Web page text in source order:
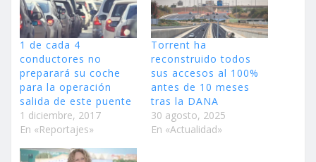
1 de cada 4
conductores no
preparará su coche
para la operación
salida de este puente
1 diciembre, 2017
En «Reportajes»
Torrent ha
reconstruido todos
sus accesos al 100%
antes de 10 meses
tras la DANA
30 agosto, 2025
En «Actualidad»